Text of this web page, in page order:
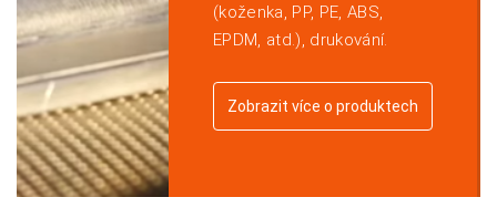
(koženka, PP, PE, ABS,
EPDM, atd.), drukování.
Zobrazit více o produktech